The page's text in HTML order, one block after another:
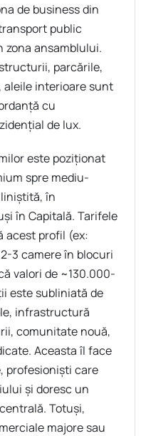
de business din
public
ansamblului.
parcările,
aleile interioare sunt
cu
de lux.
este poziţionat
spre mediu-
în
în Capitală. Tarifele
acest profil (ex:
3 camere în blocuri
valori de ~130.000-
este subliniată de
infrastructură
comunitate nouă,
Aceasta îl face
profesionişti care
şi doresc un
Totuşi,
majore sau